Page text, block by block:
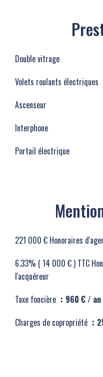
Double vitrage
Volets roulants électriques
Ascenseur
Interphone
Portail électrique
221 000 € Honoraires
6.33% ( 14 000 € ) TTC
l'acquéreur
Taxe foncière
960 € / an
Charges de copropriété